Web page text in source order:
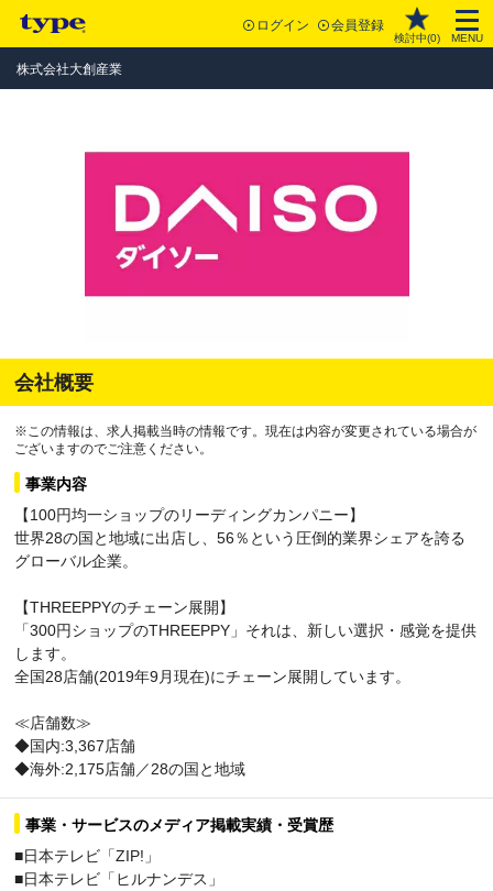
ログイン 会員登録
検討中(0) MENU
株式会社大創産業
会社概要
※この情報は、求人掲載当時の情報です。現在は内容が変更されている場合が
ございますのでご注意ください。
事業内容
【100円均一ショップのリーディングカンパニー】
世界28の国と地域に出店し、56％という圧倒的業界シェアを誇る
グローバル企業。
【THREEPPYのチェーン展開】
「300円ショップのTHREEPPY」それは、新しい選択・感覚を提供
します。
全国28店舗(2019年9月現在)にチェーン展開しています。
≪店舗数≫
◆国内:3,367店舗
◆海外:2,175店舗／28の国と地域
事業・サービスのメディア掲載実績・受賞歴
■日本テレビ「ZIP!」
■日本テレビ「ヒルナンデス」